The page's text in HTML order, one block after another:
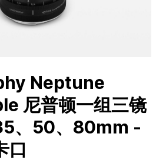
Neptune
尼普顿一组三镜
、50、80mm -
口